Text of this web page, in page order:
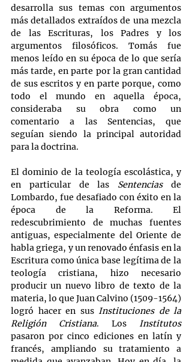
desarrolla sus temas con argumentos
más detallados extraídos de una mezcla
de las Escrituras, los Padres y los
argumentos filosóficos. Tomás fue
menos leído en su época de lo que sería
más tarde, en parte por la gran cantidad
de sus escritos y en parte porque, como
todo el mundo en aquella época,
consideraba su obra como un
comentario a las Sentencias, que
seguían siendo la principal autoridad
para la doctrina.
El dominio de la teología escolástica, y
en particular de las Sentencias de
Lombardo, fue desafiado con éxito en la
época de la Reforma. El
redescubrimiento de muchas fuentes
antiguas, especialmente del Oriente de
habla griega, y un renovado énfasis en la
Escritura como única base legítima de la
teología cristiana, hizo necesario
producir un nuevo libro de texto de la
materia, lo que Juan Calvino (1509-1564)
logró hacer en sus Instituciones de la
Religión Cristiana. Los Institutos
pasaron por cinco ediciones en latín y
francés, ampliando su tratamiento a